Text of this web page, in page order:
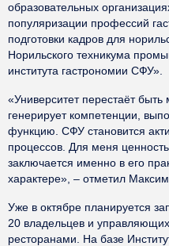
образовательных
популяризации профессий
подготовки кадров для
Норильского техникума
института гастрономии СФУ».
«Университет перестаёт
генерирует компетенции,
функцию. СФУ становится
процессов. Для меня
заключается именно в его
характере», – отметил
Уже в октябре планируется
20 владельцев и
ресторанами. На базе